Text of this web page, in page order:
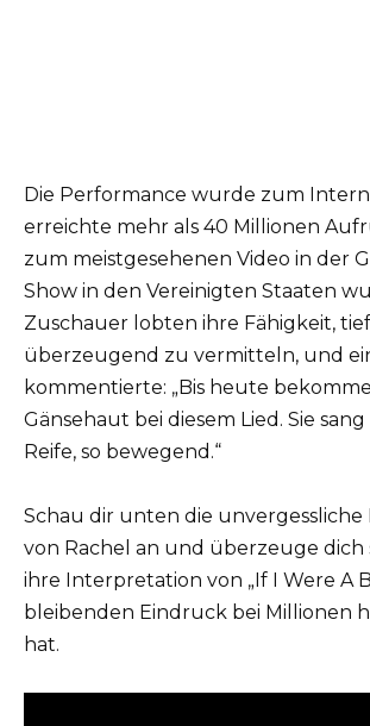
Die Performance wurde zum
erreichte mehr als 40 Millionen
zum meistgesehenen Video in der
Show in den Vereinigten Staaten
Zuschauer lobten ihre Fähigkeit,
überzeugend zu vermitteln, und
kommentierte: „Bis heute
Gänsehaut bei diesem Lied. Sie sang
Reife, so bewegend.“
Schau dir unten die unvergessliche
von Rachel an und überzeuge dich
ihre Interpretation von „If I Were A
bleibenden Eindruck bei Millionen
hat.